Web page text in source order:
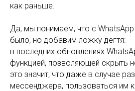
как раньше.
Да, мы понимаем, что с
было, но добавим ложку дегтя:
в последних обновлениях
функцией, позволяющей скрыть
это значит, что даже в случае
мессенджера, пользоваться им